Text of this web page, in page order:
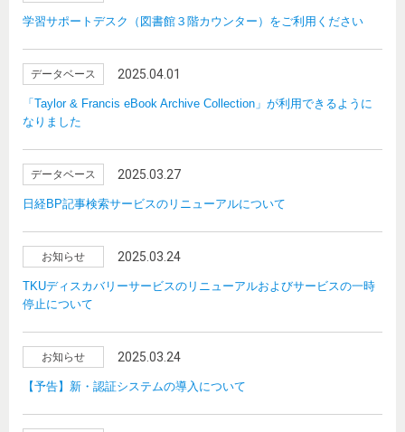
学習サポートデスク（図書館３階カウンター）をご利用ください
データベース 2025.04.01
「Taylor & Francis eBook Archive Collection」が利用できるように
なりました
データベース 2025.03.27
日経BP記事検索サービスのリニューアルについて
お知らせ 2025.03.24
TKUディスカバリーサービスのリニューアルおよびサービスの一時
停止について
お知らせ 2025.03.24
【予告】新・認証システムの導入について